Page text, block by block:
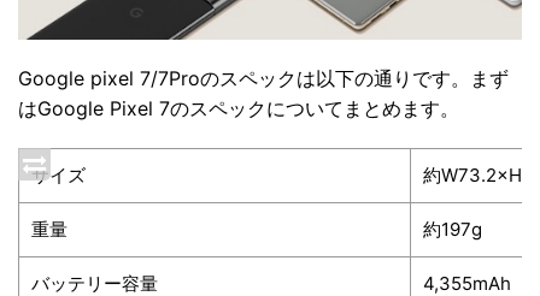
Google pixel 7/7Proのスペックは以下の通りです。まず
はGoogle Pixel 7のスペックについてまとめます。
サイズ 約
重量 約197g
バッテリー容量 4,355mAh